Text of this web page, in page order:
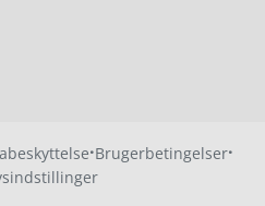
·Brugerbetingelser·